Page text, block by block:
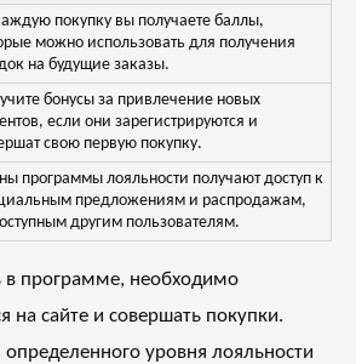
покупку вы получаете баллы,
можно использовать для получения
на будущие заказы.
бонусы за привлечение новых
если они зарегистрируются и
свою первую покупку.
программы лояльности получают доступ к
предложениям и распродажам,
другим пользователям.
в программе, необходимо
на сайте и совершать покупки.
уровня лояльности